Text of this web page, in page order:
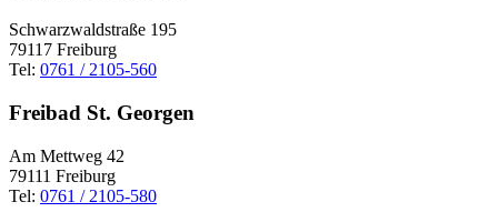
Schwarzwaldstraße 195
79117 Freiburg
Tel: 0761 / 2105-560
Freibad St. Georgen
Am Mettweg 42
79111 Freiburg
Tel: 0761 / 2105-580